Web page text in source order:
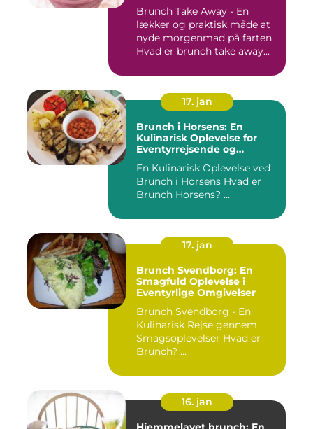
Brunch Take Away - En
lækker og praktisk måde at
nyde morgenmad på farten
Hvad er brunch take away...
17. jan
Brunch i Horsens: En
Kulinarisk Oplevelse for
Eventyrrejsende og
En Kulinarisk Oplevelse ved
Brunch i Horsens Hvad er
Brunch Horsens? ...
17. jan
Brunch Svendborg: En
Smagfuld Oplevelse i
Eventyrlige Omgivelser
Brunch Svendborg - En
Kulinarisk Rejse gennem
Smagsoplevelser Hvad er
Brunch? ...
16. jan